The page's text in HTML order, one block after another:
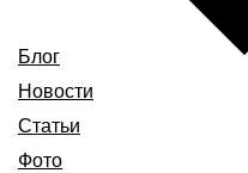
Блог
Новости
Статьи
Фото